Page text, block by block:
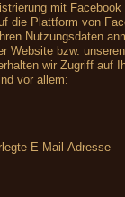
mit
die Plattform von
Nutzungsdaten
Website bzw.
wir Zugriff auf
vor allem:
E-Mail-Adresse